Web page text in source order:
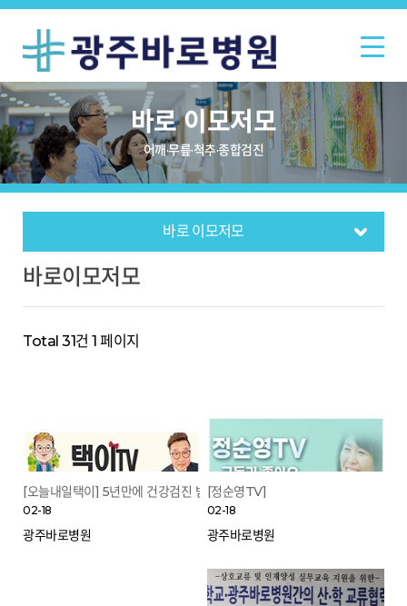
바로 이모저모
어깨·무릎·척추·종합검진
층별안내
증명서/비급여 안내
건강상식
공지사항
바로 이모저모
채용안내
바로이모저모
Total 31건 1 페이지
[오늘내일택이] 5년만에 건강검진 받고 왔습니다...
02-18
광주바로병원
[정순영TV]
02-18
광주바로병원